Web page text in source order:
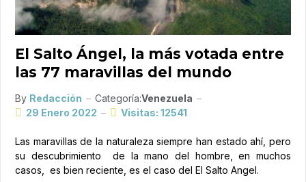
El Salto Ángel, la más votada entre
las 77 maravillas del mundo
By Redacción Categoría:Venezuela
29 Enero 2022
Visitas: 12541
Las maravillas de la naturaleza siempre han estado ahí, pero
su descubrimiento de la mano del hombre, en muchos
casos, es bien reciente, es el caso del El Salto Angel.